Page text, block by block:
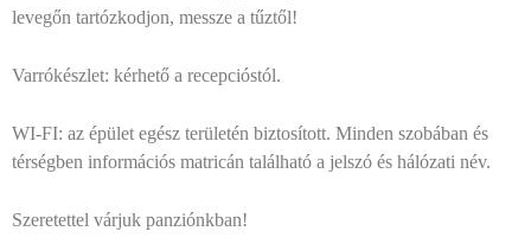
levegőn tartózkodjon, messze a tűztől!
Varrókészlet: kérhető a recepcióstól.
WI-FI: az épület egész területén biztosított. Minden szobában és
térségben információs matricán található a jelszó és hálózati név.
Szeretettel várjuk panziónkban!